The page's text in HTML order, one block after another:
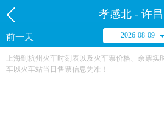
孝感北 - 许
前一天 2026-08-09
上海到杭州火车时刻表以及火车票价格、余票
车以火车站当日售票信息为准！